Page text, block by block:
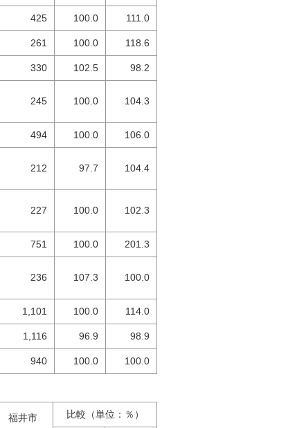
425 100.0 111.0
261 100.0 118.6
330 102.5 98.2
245 100.0 104.3
494 100.0 106.0
212 97.7 104.4
227 100.0 102.3
751 100.0 201.3
236 107.3 100.0
1,101 100.0 114.0
1,116 96.9 98.9
940 100.0 100.0
福井市
比較（単位：％）